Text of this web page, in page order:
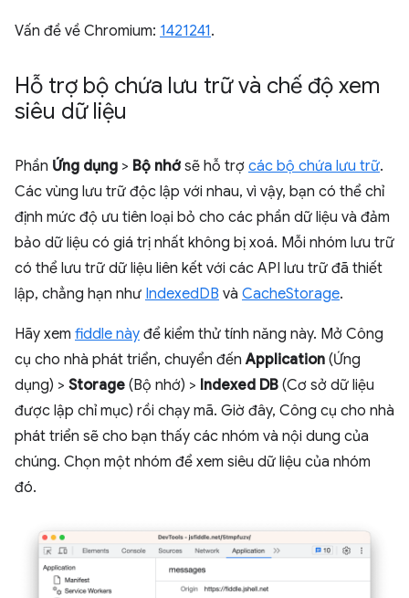
Vấn đề về Chromium: 1421241.
Hỗ trợ bộ chứa lưu trữ và chế độ xem
siêu dữ liệu
Phần Ứng dụng > Bộ nhớ sẽ hỗ trợ các bộ chứa lưu trữ.
Các vùng lưu trữ độc lập với nhau, vì vậy, bạn có thể chỉ
định mức độ ưu tiên loại bỏ cho các phần dữ liệu và đảm
bảo dữ liệu có giá trị nhất không bị xoá. Mỗi nhóm lưu trữ
có thể lưu trữ dữ liệu liên kết với các API lưu trữ đã thiết
lập, chẳng hạn như IndexedDB và CacheStorage.
Hãy xem fiddle này để kiểm thử tính năng này. Mở Công
cụ cho nhà phát triển, chuyển đếnApplication (Ứng
dụng) > Storage (Bộ nhớ) > Indexed DB (Cơ sở dữ liệu
được lập chỉ mục) rồi chạy mã. Giờ đây, Công cụ cho nhà
phát triển sẽ cho bạn thấy các nhóm và nội dung của
chúng. Chọn một nhóm để xem siêu dữ liệu của nhóm
đó.